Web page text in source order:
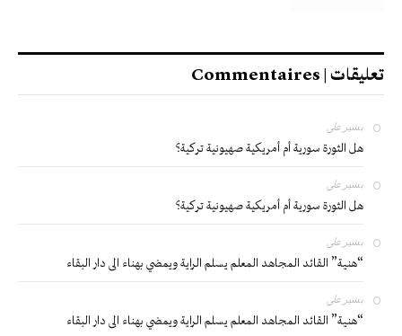
تعليقات | Commentaires
بشير على
هل الثورة سورية أم أمريكية صهيونية تركية؟
بشير على
هل الثورة سورية أم أمريكية صهيونية تركية؟
بشير على
“هنية” القائد المجاهد المعلم يسلم الراية ويمضي بهناء الى دار البقاء
بشير على
“هنية” القائد المجاهد المعلم يسلم الراية ويمضي بهناء الى دار البقاء